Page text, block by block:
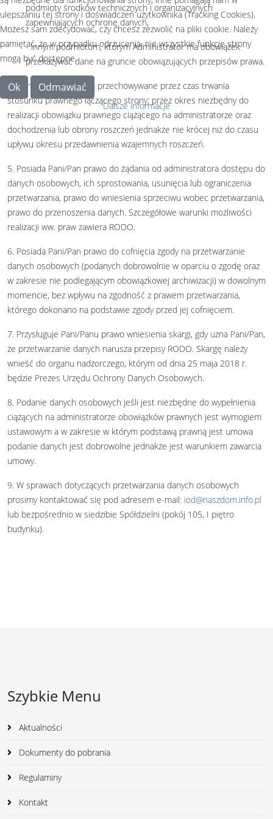
podmioty środków technicznych i organizacyjnych
zapewniających ochronę danych,
- innym podmiotom, którym Administrator ma obowiązek
przekazywać dane na gruncie obowiązujących przepisów prawa.
4. Dane osobowe będą przechowywane przez czas trwania
stosunku prawnego łączącego strony; przez okres niezbędny do
realizacji obowiązku prawnego ciążącego na administratorze oraz
dochodzenia lub obrony roszczeń jednakże nie krócej niż do czasu
upływu okresu przedawnienia wzajemnych roszczeń.
5. Posiada Pani/Pan prawo do żądania od administratora dostępu do
danych osobowych, ich sprostowania, usunięcia lub ograniczenia
przetwarzania, prawo do wniesienia sprzeciwu wobec przetwarzania,
prawo do przenoszenia danych. Szczegółowe warunki możliwości
realizacji ww. praw zawiera RODO.
6. Posiada Pani/Pan prawo do cofnięcia zgody na przetwarzanie
danych osobowych (podanych dobrowolnie w oparciu o zgodę oraz
w zakresie nie podlegającym obowiązkowej archiwizacji) w dowolnym
momencie, bez wpływu na zgodność z prawem przetwarzania,
którego dokonano na podstawie zgody przed jej cofnięciem.
7. Przysługuje Pani/Panu prawo wniesienia skargi, gdy uzna Pani/Pan,
że przetwarzanie danych narusza przepisy RODO. Skargę należy
wnieść do organu nadzorczego, którym od dnia 25 maja 2018 r.
będzie Prezes Urzędu Ochrony Danych Osobowych.
8. Podanie danych osobowych jeśli jest niezbędne do wypełnienia
ciążących na administratorze obowiązków prawnych jest wymogiem
ustawowym a w zakresie w którym podstawą prawną jest umowa
podanie danych jest dobrowolne jednakże jest warunkiem zawarcia
umowy.
9. W sprawach dotyczących przetwarzania danych osobowych
prosimy kontaktować się pod adresem e-mail: iod@naszdom.info.pl
lub bezpośrednio w siedzibie Spółdzielni (pokój 105, I piętro
budynku).
Szybkie Menu
Aktualności
Dokumenty do pobrania
Regulaminy
Kontakt
ulepszaniu tej strony i doświadczeń użytkownika (Tracking Cookies).
Możesz sam zdecydować, czy chcesz zezwolić na pliki cookie. Należy
pamiętać, że w przypadku odrzucenia, nie wszystkie funkcje strony
mogą być dostępne.
Ok Odmawiać
Dalsze informacje